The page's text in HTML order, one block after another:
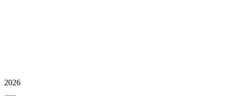
2026